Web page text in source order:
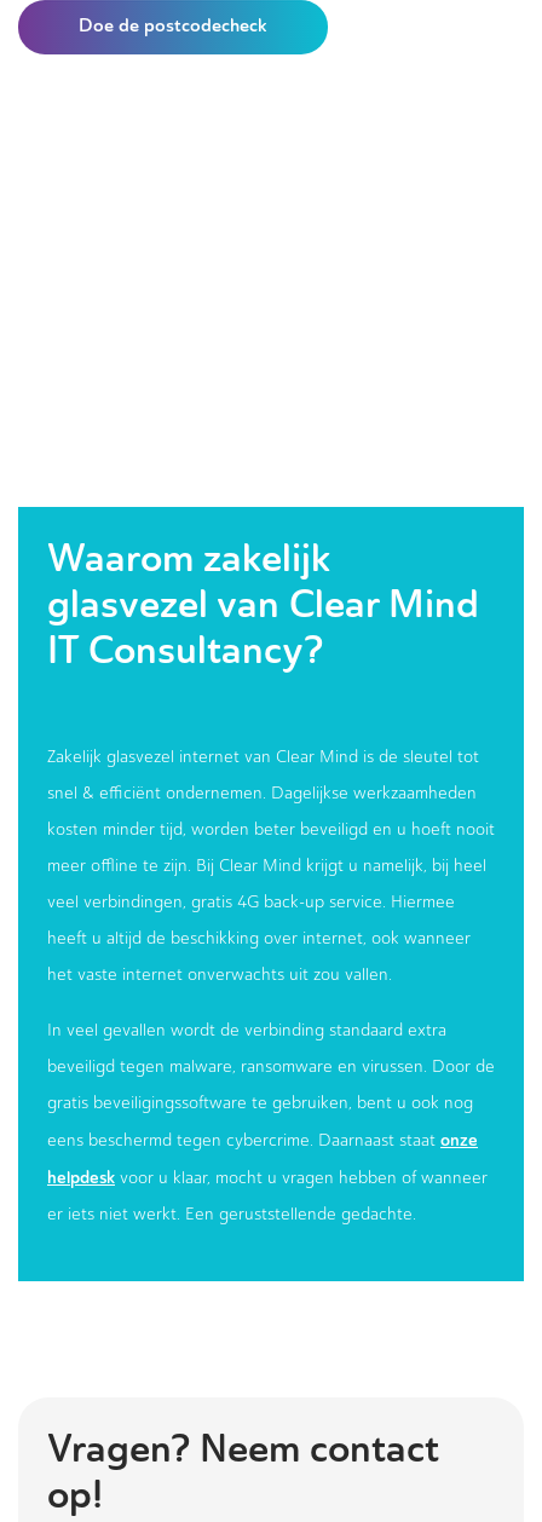
Doe de postcodecheck
Waarom zakelijk
glasvezel van Clear Mind
IT Consultancy?
Zakelijk glasvezel internet van Clear Mind is de sleutel tot
snel & efficiënt ondernemen. Dagelijkse werkzaamheden
kosten minder tijd, worden beter beveiligd en u hoeft nooit
meer offline te zijn. Bij Clear Mind krijgt u namelijk, bij heel
veel verbindingen, gratis 4G back-up service. Hiermee
heeft u altijd de beschikking over internet, ook wanneer
het vaste internet onverwachts uit zou vallen.
In veel gevallen wordt de verbinding standaard extra
beveiligd tegen malware, ransomware en virussen. Door de
gratis beveiligingssoftware te gebruiken, bent u ook nog
eens beschermd tegen cybercrime. Daarnaast staat onze
helpdesk voor u klaar, mocht u vragen hebben of wanneer
er iets niet werkt. Een geruststellende gedachte.
Vragen? Neem contact
op!